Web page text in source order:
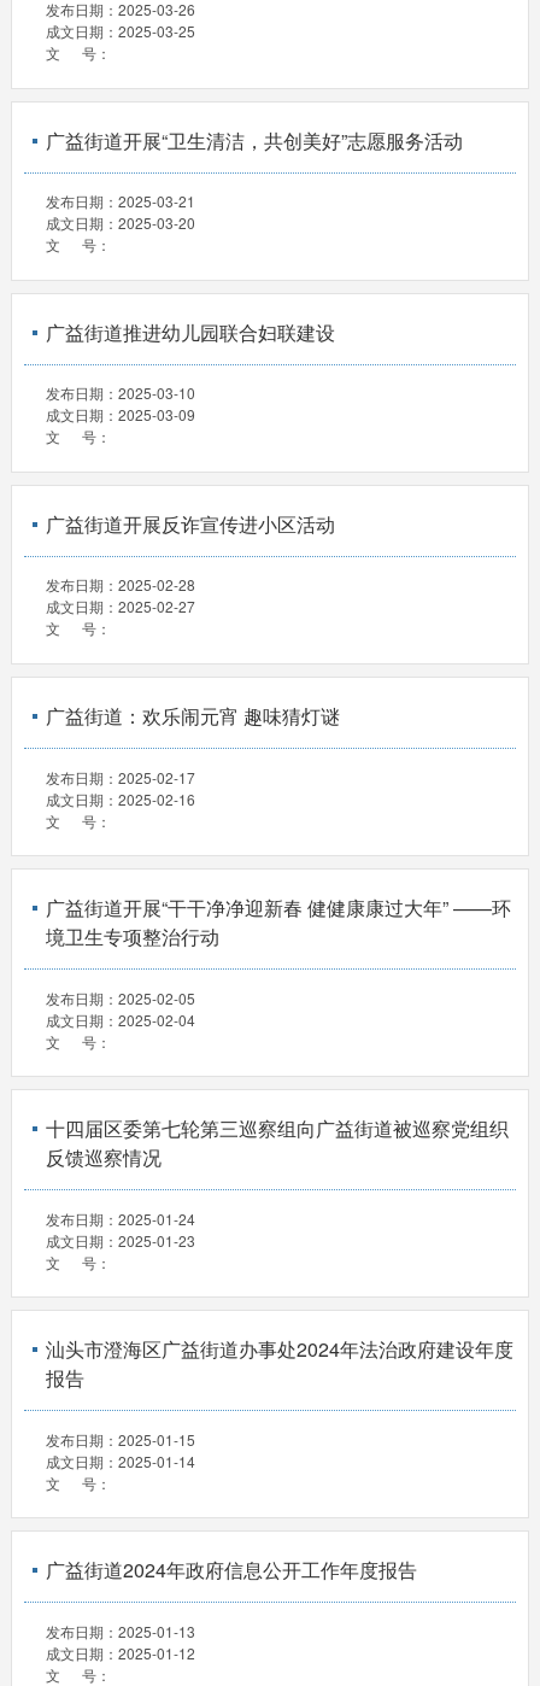
发布日期： 2025-03-26
成文日期： 2025-03-25
文 号：
广益街道开展“卫生清洁，共创美好”志愿服务活动
发布日期： 2025-03-21
成文日期： 2025-03-20
文 号：
广益街道推进幼儿园联合妇联建设
发布日期： 2025-03-10
成文日期： 2025-03-09
文 号：
广益街道开展反诈宣传进小区活动
发布日期： 2025-02-28
成文日期： 2025-02-27
文 号：
广益街道：欢乐闹元宵 趣味猜灯谜
发布日期： 2025-02-17
成文日期： 2025-02-16
文 号：
广益街道开展“干干净净迎新春 健健康康过大年” ——环
境卫生专项整治行动
发布日期： 2025-02-05
成文日期： 2025-02-04
文 号：
十四届区委第七轮第三巡察组向广益街道被巡察党组织
反馈巡察情况
发布日期： 2025-01-24
成文日期： 2025-01-23
文 号：
汕头市澄海区广益街道办事处2024年法治政府建设年度
报告
发布日期： 2025-01-15
成文日期： 2025-01-14
文 号：
广益街道2024年政府信息公开工作年度报告
发布日期： 2025-01-13
成文日期： 2025-01-12
文 号：